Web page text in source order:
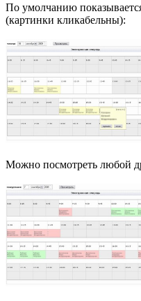
По умолчанию
(картинки кликабельны):
Можно посмотреть любой